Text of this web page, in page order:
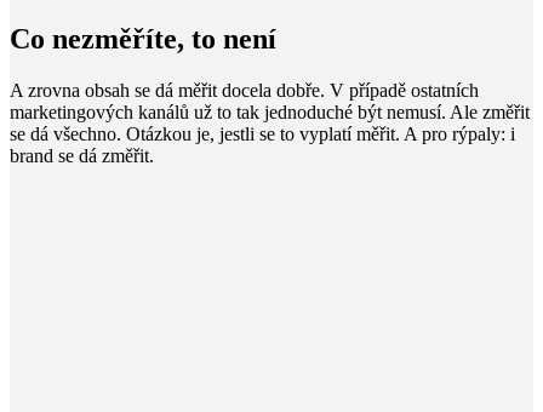
Co nezměříte, to není
A zrovna obsah se dá měřit docela dobře. V případě ostatních
marketingových kanálů už to tak jednoduché být nemusí. Ale změřit
se dá všechno. Otázkou je, jestli se to vyplatí měřit. A pro rýpaly: i
brand se dá změřit.